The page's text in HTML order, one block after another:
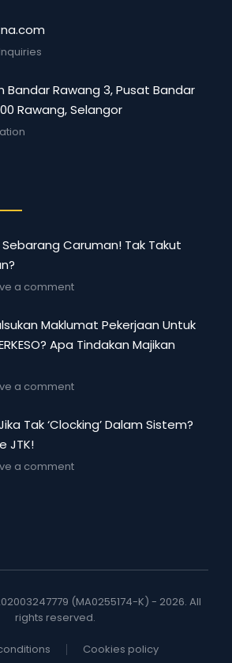
Bandar Rawang 3, Pusat Bandar
Rawang, Selangor
Caruman! Tak Takut
a comment
Maklumat Pekerjaan Untuk
Apa Tindakan Majikan
a comment
Tak ‘Clocking’ Dalam Sistem?
JTK!
a comment
(MA0255174-K) - 2026. All
rights reserved.
Cookies policy